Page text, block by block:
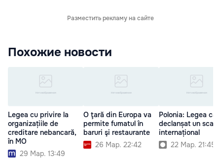
Разместить рекламу на сайте
Похожие новости
Legea cu privire la
organizațiile de
creditare nebancară,
în MO
29 Мар. 13:49
O ţară din Europa va
permite fumatul în
baruri şi restaurante
26 Мар. 22:42
Polonia: Legea
declanșat un
internațional
22 Мар. 21:45